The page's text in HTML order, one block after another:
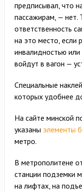
предписывал, что
пассажирам, — нет.
ответственность
на это место, если
инвалидностью
войдут в вагон —
Специальные
которых удобнее
На сайте минской
указаны элементы
метро.
В метрополитене
станции подземки
на лифтах, на